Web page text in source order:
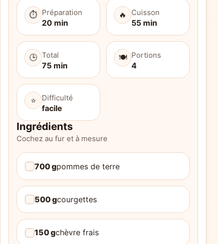
⏱️ Préparation
20 min
🔥 Cuisson
55 min
🕒 Total
75 min
🍽️ Portions
4
⭐ Difficulté
facile
Ingrédients
Cochez au fur et à mesure
700 gpommes de terre
500 gcourgettes
150 gchèvre frais